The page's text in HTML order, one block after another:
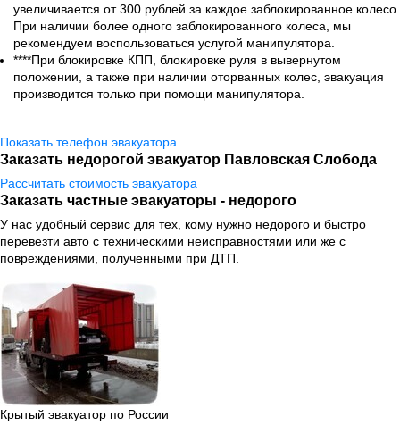
увеличивается от 300 рублей за каждое заблокированное колесо.
При наличии более одного заблокированного колеса, мы
рекомендуем воспользоваться услугой манипулятора.
****При блокировке КПП, блокировке руля в вывернутом
положении, а также при наличии оторванных колес, эвакуация
производится только при помощи манипулятора.
Показать телефон эвакуатора
Заказать недорогой эвакуатор Павловская Слобода
Рассчитать стоимость эвакуатора
Заказать частные эвакуаторы - недорого
У нас удобный сервис для тех, кому нужно недорого и быстро
перевезти авто с техническими неисправностями или же с
повреждениями, полученными при ДТП.
Крытый эвакуатор по России